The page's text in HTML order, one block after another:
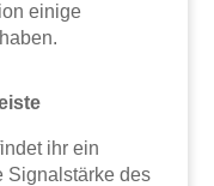
einige
ihr ein
Signalstärke des